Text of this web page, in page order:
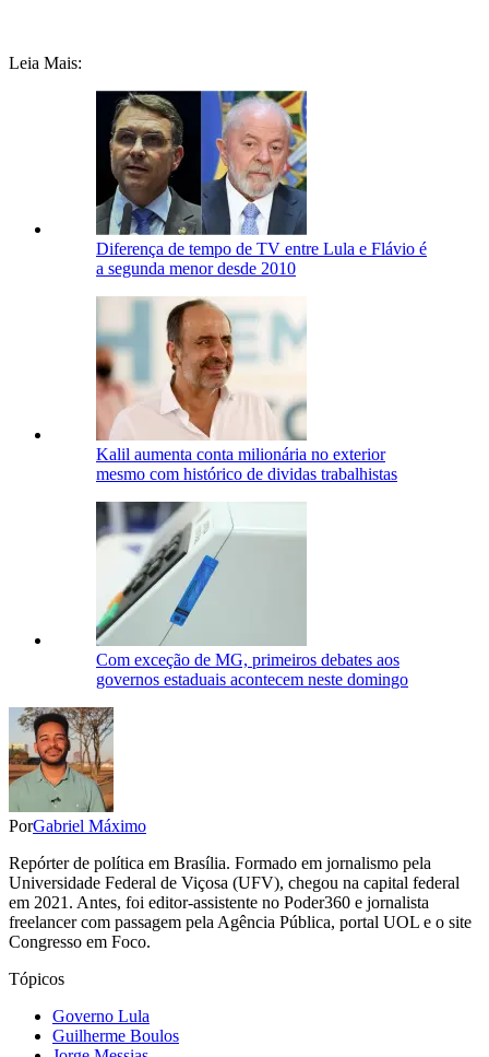
Leia Mais:
Diferença de tempo de TV entre Lula e Flávio é
a segunda menor desde 2010
Kalil aumenta conta milionária no exterior
mesmo com histórico de dividas trabalhistas
Com exceção de MG, primeiros debates aos
governos estaduais acontecem neste domingo
PorGabriel Máximo
Repórter de política em Brasília. Formado em jornalismo pela
Universidade Federal de Viçosa (UFV), chegou na capital federal
em 2021. Antes, foi editor-assistente no Poder360 e jornalista
freelancer com passagem pela Agência Pública, portal UOL e o site
Congresso em Foco.
Tópicos
Governo Lula
Guilherme Boulos